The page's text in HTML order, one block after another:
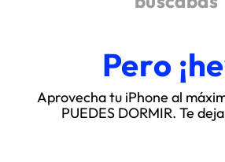
Pero
Aprovecha tu iPhone al
PUEDES DORMIR. Te